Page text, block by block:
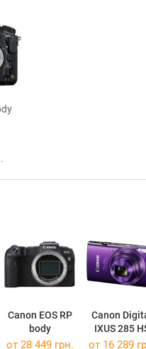
Canon EOS RP
body
Canon
IXUS 285
от 28 449 грн. от 16 289